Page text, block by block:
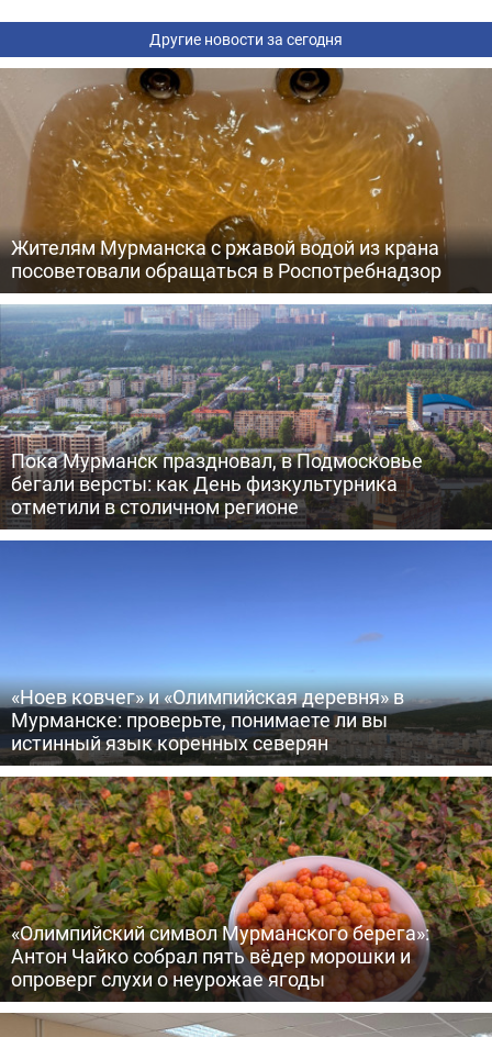
Другие новости за сегодня
Жителям Мурманска с ржавой водой из крана
посоветовали обращаться в Роспотребнадзор
Пока Мурманск праздновал, в Подмосковье
бегали версты: как День физкультурника
отметили в столичном регионе
«Ноев ковчег» и «Олимпийская деревня» в
Мурманске: проверьте, понимаете ли вы
истинный язык коренных северян
«Олимпийский символ Мурманского берега»:
Антон Чайко собрал пять вёдер морошки и
опроверг слухи о неурожае ягоды